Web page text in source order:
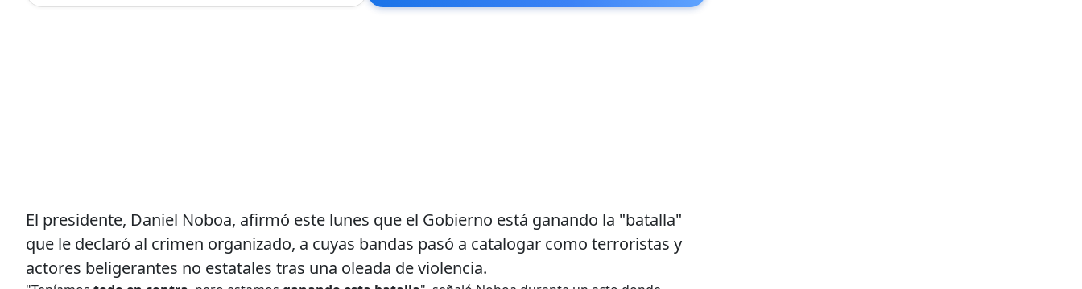
El presidente, Daniel Noboa, afirmó este lunes que el Gobierno está ganando la "batalla"
que le declaró al crimen organizado, a cuyas bandas pasó a catalogar como terroristas y
actores beligerantes no estatales tras una oleada de violencia.